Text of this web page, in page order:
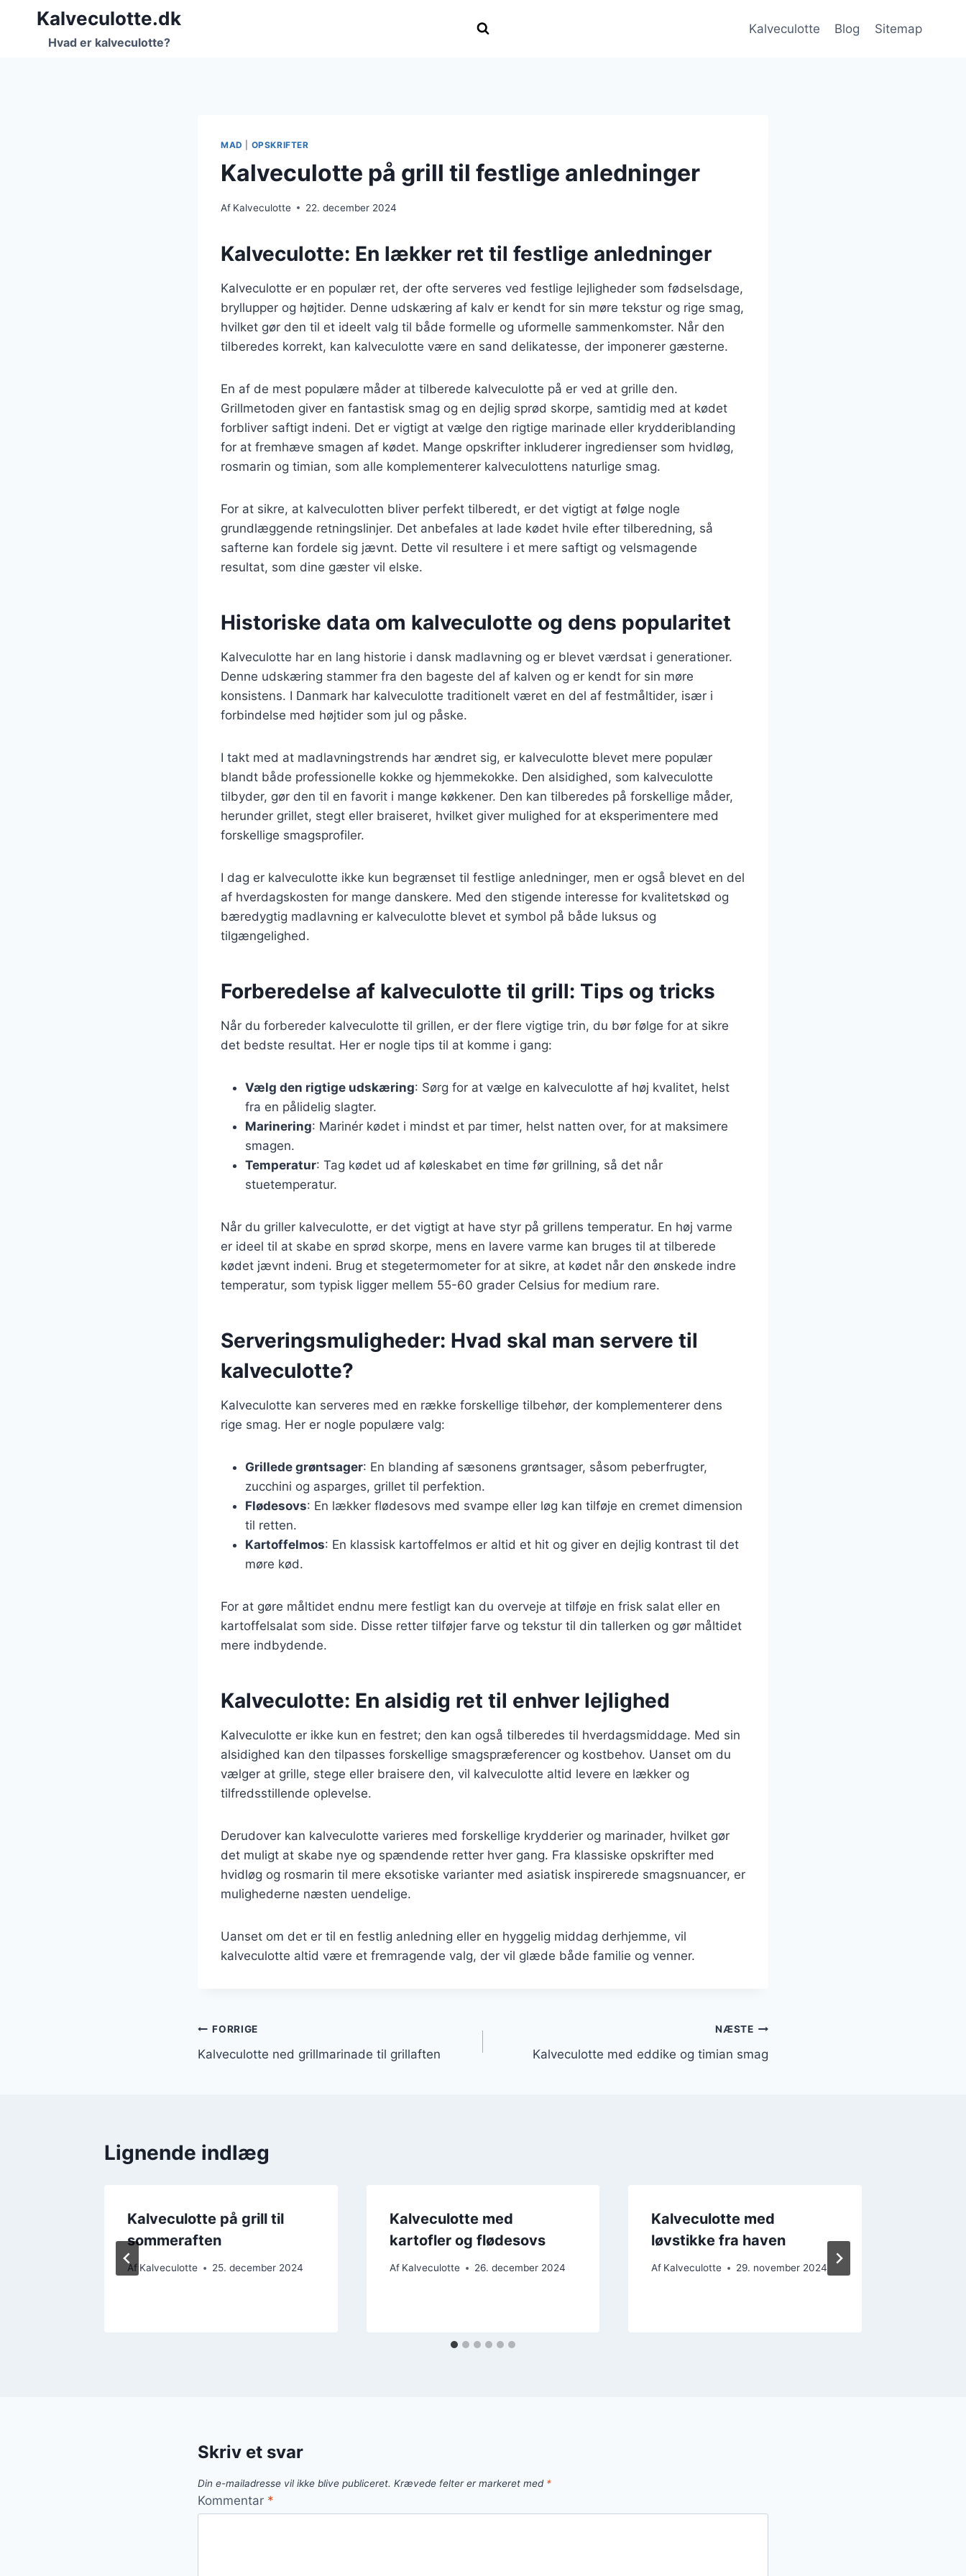
FortsætKalveculotte.dk
Hvad er kalveculotte?
Kalveculotte Blog Sitemap
MAD OPSKRIFTER
Kalveculotte på grill til festlige anledninger
Af Kalveculotte 22. december 2024
Kalveculotte: En lækker ret til festlige anledninger
Kalveculotte er en populær ret, der ofte serveres ved festlige lejligheder som fødselsdage,
bryllupper og højtider. Denne udskæring af kalv er kendt for sin møre tekstur og rige smag,
hvilket gør den til et ideelt valg til både formelle og uformelle sammenkomster. Når den
tilberedes korrekt, kan kalveculotte være en sand delikatesse, der imponerer gæsterne.
En af de mest populære måder at tilberede kalveculotte på er ved at grille den.
Grillmetoden giver en fantastisk smag og en dejlig sprød skorpe, samtidig med at kødet
forbliver saftigt indeni. Det er vigtigt at vælge den rigtige marinade eller krydderiblanding
for at fremhæve smagen af kødet. Mange opskrifter inkluderer ingredienser som hvidløg,
rosmarin og timian, som alle komplementerer kalveculottens naturlige smag.
For at sikre, at kalveculotten bliver perfekt tilberedt, er det vigtigt at følge nogle
grundlæggende retningslinjer. Det anbefales at lade kødet hvile efter tilberedning, så
safterne kan fordele sig jævnt. Dette vil resultere i et mere saftigt og velsmagende
resultat, som dine gæster vil elske.
Historiske data om kalveculotte og dens popularitet
Kalveculotte har en lang historie i dansk madlavning og er blevet værdsat i generationer.
Denne udskæring stammer fra den bageste del af kalven og er kendt for sin møre
konsistens. I Danmark har kalveculotte traditionelt været en del af festmåltider, især i
forbindelse med højtider som jul og påske.
I takt med at madlavningstrends har ændret sig, er kalveculotte blevet mere populær
blandt både professionelle kokke og hjemmekokke. Den alsidighed, som kalveculotte
tilbyder, gør den til en favorit i mange køkkener. Den kan tilberedes på forskellige måder,
herunder grillet, stegt eller braiseret, hvilket giver mulighed for at eksperimentere med
forskellige smagsprofiler.
I dag er kalveculotte ikke kun begrænset til festlige anledninger, men er også blevet en del
af hverdagskosten for mange danskere. Med den stigende interesse for kvalitetskød og
bæredygtig madlavning er kalveculotte blevet et symbol på både luksus og
tilgængelighed.
Forberedelse af kalveculotte til grill: Tips og tricks
Når du forbereder kalveculotte til grillen, er der flere vigtige trin, du bør følge for at sikre
det bedste resultat. Her er nogle tips til at komme i gang:
Vælg den rigtige udskæring: Sørg for at vælge en kalveculotte af høj kvalitet, helst
fra en pålidelig slagter.
Marinering: Marinér kødet i mindst et par timer, helst natten over, for at maksimere
smagen.
Temperatur: Tag kødet ud af køleskabet en time før grillning, så det når
stuetemperatur.
Når du griller kalveculotte, er det vigtigt at have styr på grillens temperatur. En høj varme
er ideel til at skabe en sprød skorpe, mens en lavere varme kan bruges til at tilberede
kødet jævnt indeni. Brug et stegetermometer for at sikre, at kødet når den ønskede indre
temperatur, som typisk ligger mellem 55-60 grader Celsius for medium rare.
Serveringsmuligheder: Hvad skal man servere til
kalveculotte?
Kalveculotte kan serveres med en række forskellige tilbehør, der komplementerer dens
rige smag. Her er nogle populære valg:
Grillede grøntsager: En blanding af sæsonens grøntsager, såsom peberfrugter,
zucchini og asparges, grillet til perfektion.
Flødesovs: En lækker flødesovs med svampe eller løg kan tilføje en cremet dimension
til retten.
Kartoffelmos: En klassisk kartoffelmos er altid et hit og giver en dejlig kontrast til det
møre kød.
For at gøre måltidet endnu mere festligt kan du overveje at tilføje en frisk salat eller en
kartoffelsalat som side. Disse retter tilføjer farve og tekstur til din tallerken og gør måltidet
mere indbydende.
Kalveculotte: En alsidig ret til enhver lejlighed
Kalveculotte er ikke kun en festret; den kan også tilberedes til hverdagsmiddage. Med sin
alsidighed kan den tilpasses forskellige smagspræferencer og kostbehov. Uanset om du
vælger at grille, stege eller braisere den, vil kalveculotte altid levere en lækker og
tilfredsstillende oplevelse.
Derudover kan kalveculotte varieres med forskellige krydderier og marinader, hvilket gør
det muligt at skabe nye og spændende retter hver gang. Fra klassiske opskrifter med
hvidløg og rosmarin til mere eksotiske varianter med asiatisk inspirerede smagsnuancer, er
mulighederne næsten uendelige.
Uanset om det er til en festlig anledning eller en hyggelig middag derhjemme, vil
kalveculotte altid være et fremragende valg, der vil glæde både familie og venner.
Indlægsnavigation
FORRIGE
Kalveculotte ned grillmarinade til grillaften
NÆSTE
Kalveculotte med eddike og timian smag
Lignende indlæg
Kalveculotte på grill til
sommeraften
Af Kalveculotte 25. december 2024
Kalveculotte med
kartofler og flødesovs
Af Kalveculotte 26. december 2024
Kalveculotte med
løvstikke fra haven
Af Kalveculotte 29. november 2024
Skriv et svar
Din e-mailadresse vil ikke blive publiceret. Krævede felter er markeret med *
Kommentar *